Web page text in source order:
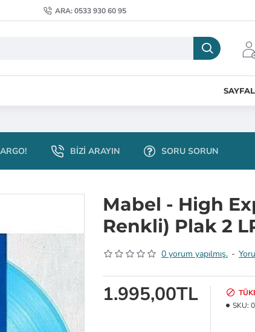
ARA: 0533 930 60 95
BIZI ARAYIN SORU SORUN
Mabel - High
Renkli) Plak 2
0 yorum yapılmış. -
1.995,00TL
SKU: